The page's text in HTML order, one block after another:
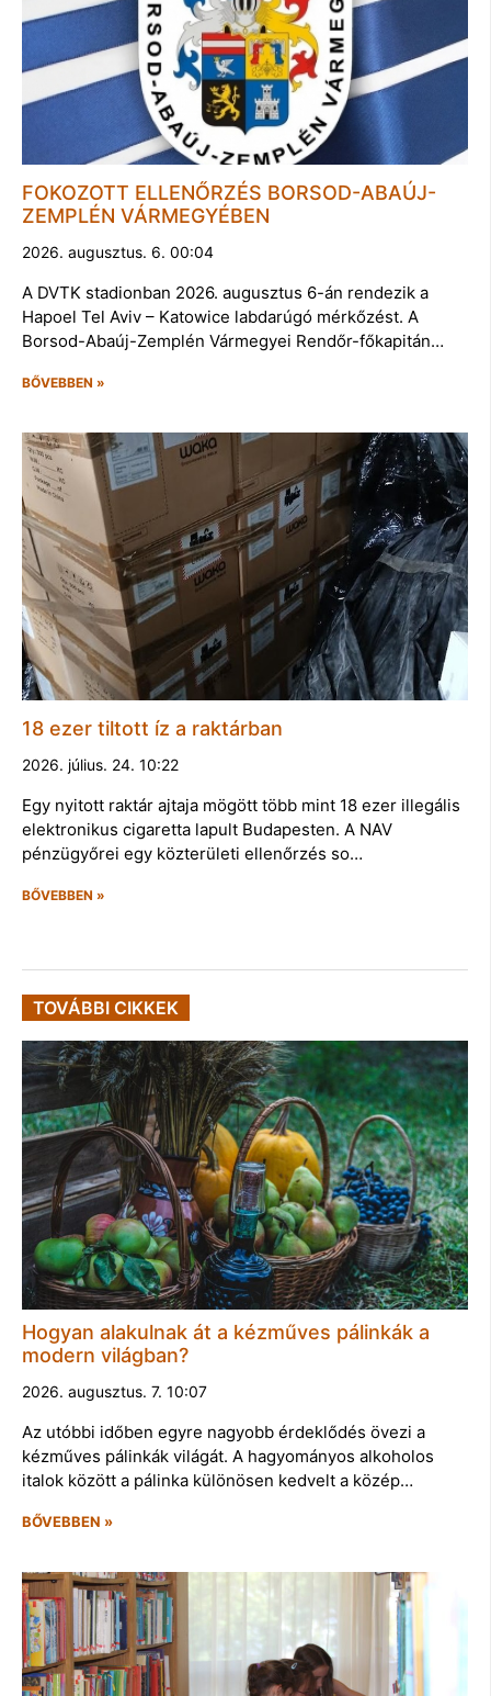
FOKOZOTT ELLENŐRZÉS BORSOD-ABAÚJ-
ZEMPLÉN VÁRMEGYÉBEN
2026. augusztus. 6. 00:04
A DVTK stadionban 2026. augusztus 6-án rendezik a
Hapoel Tel Aviv – Katowice labdarúgó mérkőzést. A
Borsod-Abaúj-Zemplén Vármegyei Rendőr-főkapitán…
BŐVEBBEN »
18 ezer tiltott íz a raktárban
2026. július. 24. 10:22
Egy nyitott raktár ajtaja mögött több mint 18 ezer illegális
elektronikus cigaretta lapult Budapesten. A NAV
pénzügyőrei egy közterületi ellenőrzés so…
BŐVEBBEN »
TOVÁBBI CIKKEK
Hogyan alakulnak át a kézműves pálinkák a
modern világban?
2026. augusztus. 7. 10:07
Az utóbbi időben egyre nagyobb érdeklődés övezi a
kézműves pálinkák világát. A hagyományos alkoholos
italok között a pálinka különösen kedvelt a közép…
BŐVEBBEN »